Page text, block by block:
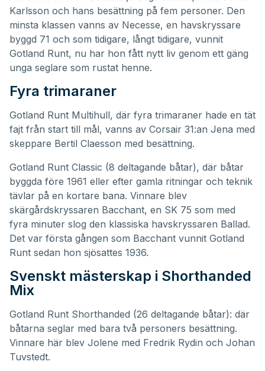
Karlsson och hans besättning på fem personer. Den
minsta klassen vanns av Necesse, en havskryssare
byggd 71 och som tidigare, långt tidigare, vunnit
Gotland Runt, nu har hon fått nytt liv genom ett gäng
unga seglare som rustat henne.
Fyra trimaraner
Gotland Runt Multihull, där fyra trimaraner hade en tät
fajt från start till mål, vanns av Corsair 31:an Jena med
skeppare Bertil Claesson med besättning.
Gotland Runt Classic (8 deltagande båtar), där båtar
byggda före 1961 eller efter gamla ritningar och teknik
tävlar på en kortare bana. Vinnare blev
skärgårdskryssaren Bacchant, en SK 75 som med
fyra minuter slog den klassiska havskryssaren Ballad.
Det var första gången som Bacchant vunnit Gotland
Runt sedan hon sjösattes 1936.
Svenskt mästerskap i Shorthanded
Mix
Gotland Runt Shorthanded (26 deltagande båtar): där
båtarna seglar med bara två personers besättning.
Vinnare här blev Jolene med Fredrik Rydin och Johan
Tuvstedt.